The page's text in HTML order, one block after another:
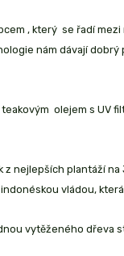
, který se řadí
nám dávají
olejem s UV
z nejlepších plantáží
vládou,
vytěženého dřeva